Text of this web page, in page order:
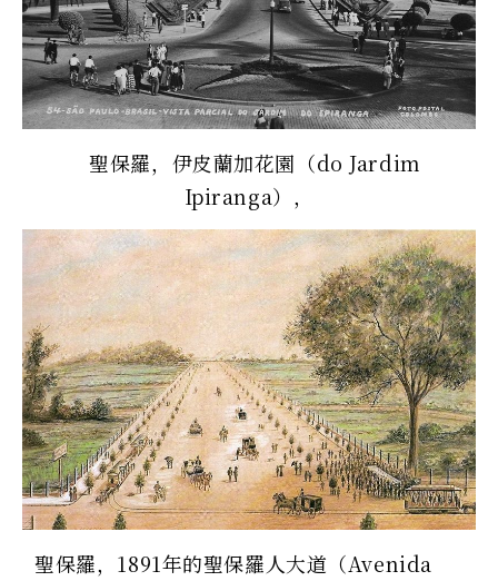
聖保羅，伊皮蘭加花園（do Jardim
Ipiranga），
聖保羅，1891年的聖保羅人大道（Avenida